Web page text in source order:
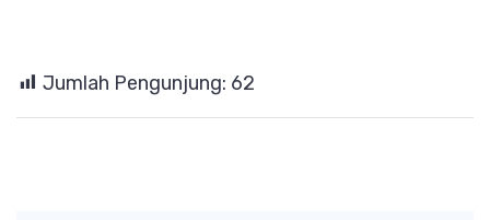
Jumlah Pengunjung: 62